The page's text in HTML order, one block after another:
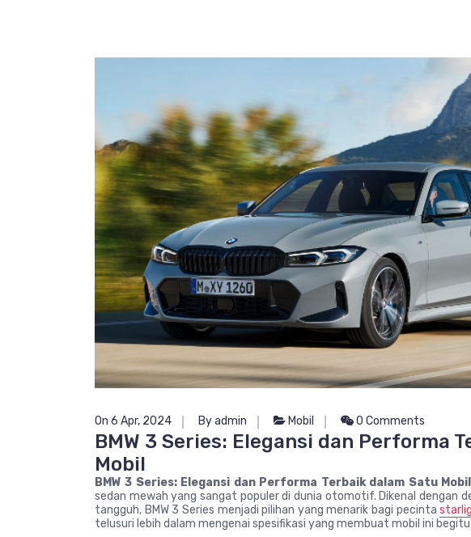
On 6 Apr, 2024 By admin Mobil 0 Comments
BMW 3 Series: Elegansi dan Performa
Mobil
BMW 3 Series: Elegansi dan Performa Terbaik dalam Satu
sedan mewah yang sangat populer di dunia otomotif. Dikenal dengan
tangguh, BMW 3 Series menjadi pilihan yang menarik bagi pecinta
telusuri lebih dalam mengenai spesifikasi yang membuat mobil ini